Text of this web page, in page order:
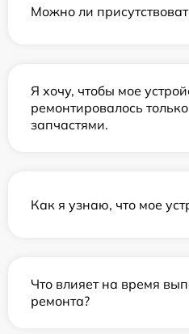
Можно ли
Я хочу, чтобы мое
ремонтировалось
запчастями.
Как я узнаю, что мое
Что влияет на время
ремонта?